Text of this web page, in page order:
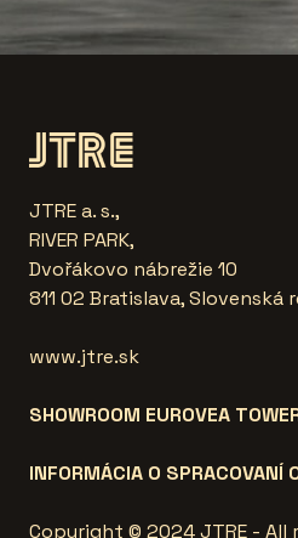
JTRE a. s.,
RIVER PARK,
Dvořákovo nábrežie 10
811 02 Bratislava, Slovenská
www.jtre.sk
SHOWROOM EUROVEA
INFORMÁCIA O SPRACOVANÍ
Copyright © 2024 JTRE - All